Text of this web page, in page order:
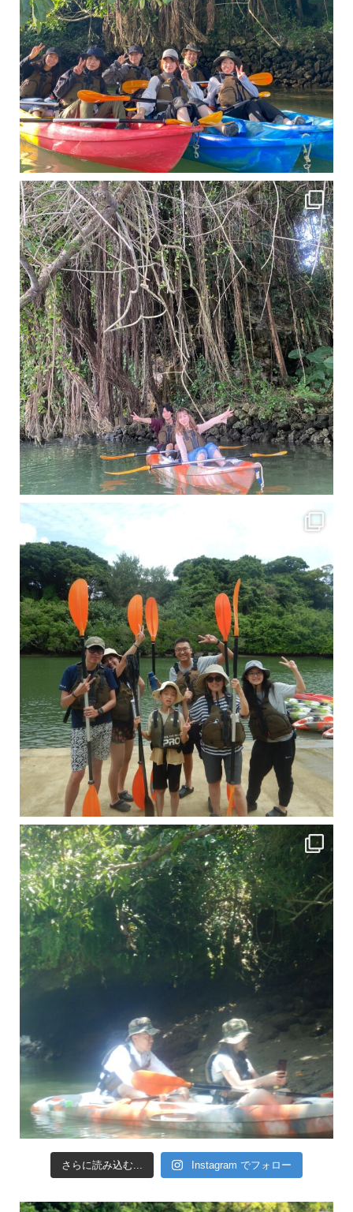
11月となり沖縄も寒くなってきましたが まだまだ沖縄は半袖です
この時期は、修学旅行
梅雨真っ只中の沖縄ですが 今日もカンカンに晴れてくれました！！
今日は満潮だっ
引き潮だったの
さらに読み込む... Instagram でフォロー